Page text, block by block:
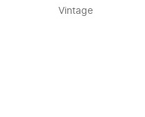
Vintage